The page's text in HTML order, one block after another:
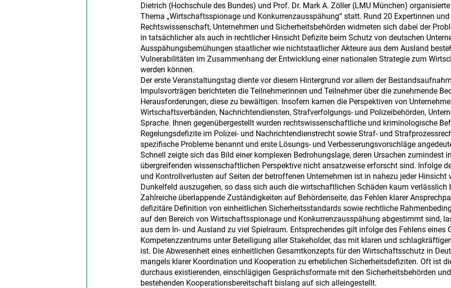
Dietrich (Hochschule des Bundes) und Prof. Dr. Mark A. Zöller (LMU München)
Thema „Wirtschaftsspionage und Konkurrenzausspähung“ statt. Rund 20 Expertinnen
Rechtswissenschaft, Unternehmen und Sicherheitsbehörden widmeten sich dabei der
in tatsächlicher als auch in rechtlicher Hinsicht Defizite beim Schutz von deutschen
Ausspähungsbemühungen staatlicher wie nichtstaatlicher Akteure aus dem Ausland
Vulnerabilitäten im Zusammenhang der Entwicklung einer nationalen Strategie zum
werden können.
Der erste Veranstaltungstag diente vor diesem Hintergrund vor allem der
Impulsvorträgen berichteten die Teilnehmerinnen und Teilnehmer über die zunehmende
Herausforderungen, diese zu bewältigen. Insofern kamen die Perspektiven von
Wirtschaftsverbänden, Nachrichtendiensten, Strafverfolgungs- und Polizeibehörden,
Sprache. Ihnen gegenübergestellt wurden rechtswissenschaftliche und kriminologische
Regelungsdefizite im Polizei- und Nachrichtendienstrecht sowie Straf- und
spezifische Probleme benannt und erste Lösungs- und Verbesserungsvorschläge
Schnell zeigte sich das Bild einer komplexen Bedrohungslage, deren Ursachen zumindest
übergreifenden wissenschaftlichen Perspektive nicht ansatzweise erforscht sind. Infolge
und Kontrollverlusten auf Seiten der betroffenen Unternehmen ist in nahezu jeder Hinsicht
Dunkelfeld auszugehen, so dass sich auch die wirtschaftlichen Schäden kaum verlässlich
Zahlreiche überlappende Zuständigkeiten auf Behördenseite, das Fehlen klarer
defizitäre Definition von einheitlichen Sicherheitsstandards sowie rechtliche
auf den Bereich von Wirtschaftsspionage und Konkurrenzausspähung abgestimmt sind,
aus dem In- und Ausland zu viel Spielraum. Entsprechendes gilt infolge des Fehlens eines
Kompetenzzentrums unter Beteiligung aller Stakeholder, das mit klaren und
ist. Die Abwesenheit eines einheitlichen Gesamtkonzepts für den Wirtschaftsschutz in
mangels klarer Koordination und Kooperation zu erheblichen Sicherheitsdefiziten. Oft ist
durchaus existierenden, einschlägigen Gesprächsformate mit den Sicherheitsbehörden
bestehenden Kooperationsbereitschaft bislang auf sich alleingestellt.